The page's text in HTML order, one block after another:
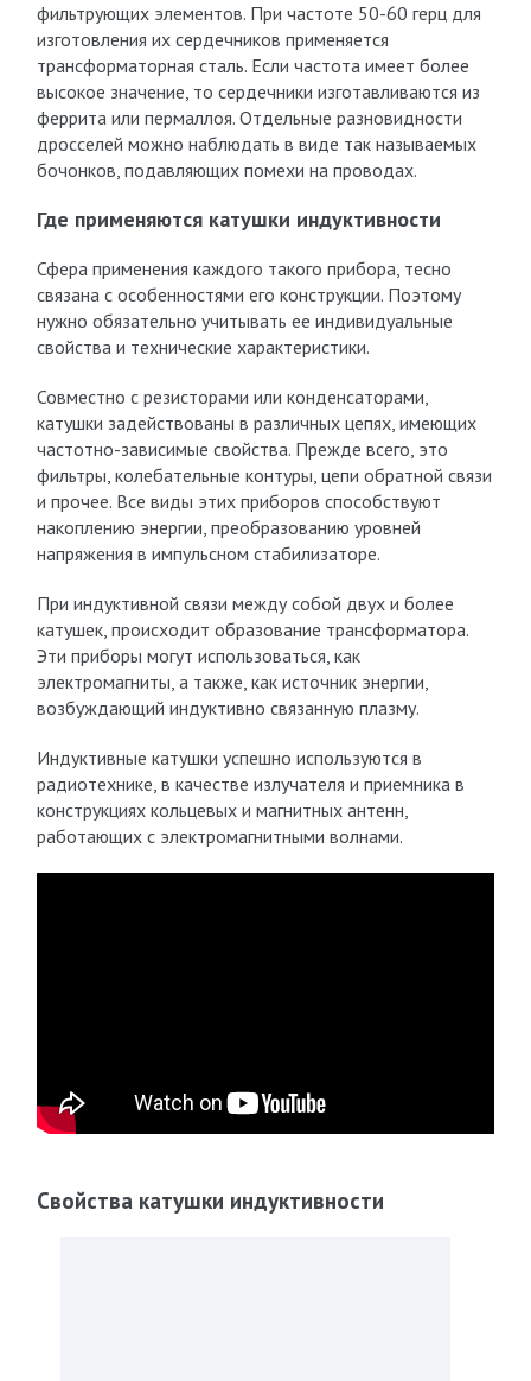
фильтрующих элементов. При частоте 50-60 герц для
изготовления их сердечников применяется
трансформаторная сталь. Если частота имеет более
высокое значение, то сердечники изготавливаются из
феррита или пермаллоя. Отдельные разновидности
дросселей можно наблюдать в виде так называемых
бочонков, подавляющих помехи на проводах.
Где применяются катушки индуктивности
Сфера применения каждого такого прибора, тесно
связана с особенностями его конструкции. Поэтому
нужно обязательно учитывать ее индивидуальные
свойства и технические характеристики.
Совместно с резисторами или конденсаторами,
катушки задействованы в различных цепях, имеющих
частотно-зависимые свойства. Прежде всего, это
фильтры, колебательные контуры, цепи обратной связи
и прочее. Все виды этих приборов способствуют
накоплению энергии, преобразованию уровней
напряжения в импульсном стабилизаторе.
При индуктивной связи между собой двух и более
катушек, происходит образование трансформатора.
Эти приборы могут использоваться, как
электромагниты, а также, как источник энергии,
возбуждающий индуктивно связанную плазму.
Индуктивные катушки успешно используются в
радиотехнике, в качестве излучателя и приемника в
конструкциях кольцевых и магнитных антенн,
работающих с электромагнитными волнами.
Свойства катушки индуктивности